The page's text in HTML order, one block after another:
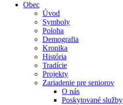
Obec
Úvod
Symboly
Poloha
Demografia
Kronika
História
Tradície
Projekty
Zariadenie pre seniorov
O nás
Poskytované služby